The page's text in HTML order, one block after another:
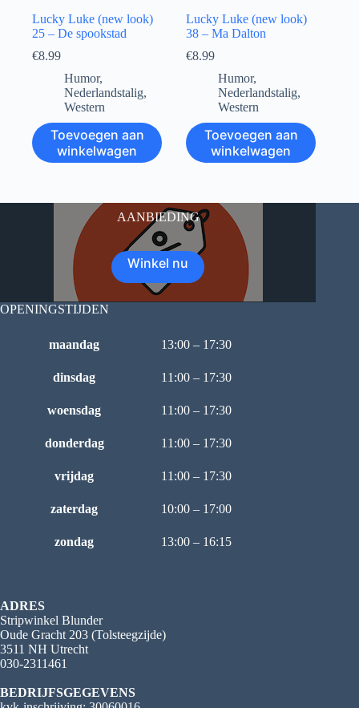
Lucky Luke (new look)
25 – De spookstad
€8.99
Humor,
Nederlandstalig,
Western
Toevoegen aan
winkelwagen
Lucky Luke (new look)
38 – Ma Dalton
€8.99
Humor,
Nederlandstalig,
Western
Toevoegen aan
winkelwagen
AANBIEDING
Winkel nu
OPENINGSTIJDEN
maandag 13:00 – 17:30
dinsdag 11:00 – 17:30
woensdag 11:00 – 17:30
donderdag 11:00 – 17:30
vrijdag 11:00 – 17:30
zaterdag 10:00 – 17:00
zondag 13:00 – 16:15
ADRES
Stripwinkel Blunder
Oude Gracht 203 (Tolsteegzijde)
3511 NH Utrecht
030-2311461
BEDRIJFSGEGEVENS